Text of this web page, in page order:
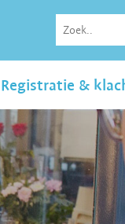
Registratie &